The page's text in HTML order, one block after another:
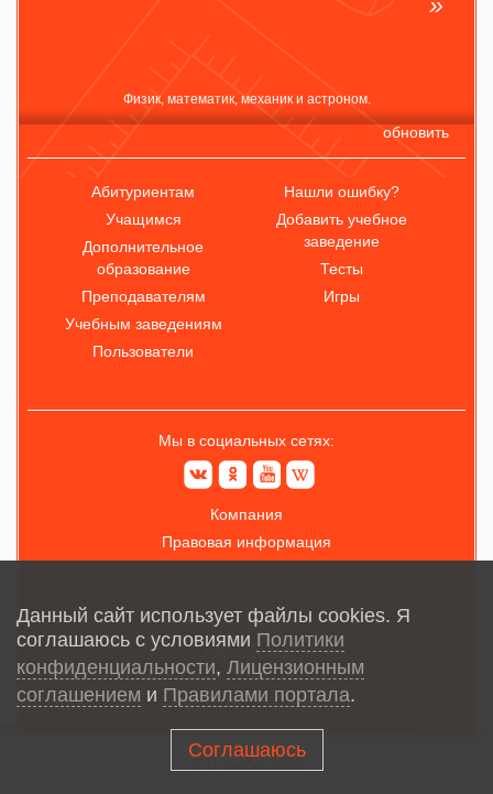
Физик, математик, механик и астроном.
обновить
Абитуриентам
Учащимся
Дополнительное
образование
Преподавателям
Учебным заведениям
Пользователи
Нашли ошибку?
Добавить учебное
заведение
Тесты
Игры
Мы в социальных сетях:
Компания
Правовая информация
Обратная связь
Карта сайта
Данный сайт использует файлы cookies. Я
соглашаюсь с условиями Политики
конфиденциальности, Лицензионным
соглашением и Правилами портала.
Соглашаюсь